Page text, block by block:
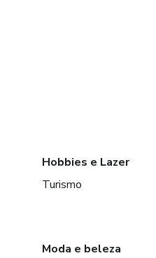
Hobbies e Lazer
Turismo
Moda e beleza